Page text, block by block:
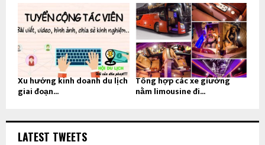
Xu hướng kinh doanh du lịch
giai đoạn...
Tổng hợp các xe giường
nằm limousine đi...
LATEST TWEETS